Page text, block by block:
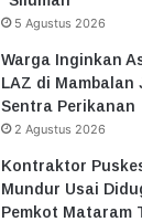
5 Agustus 2026
Warga Inginkan
LAZ di Mambalan
Sentra Perikanan
2 Agustus 2026
Kontraktor
Mundur Usai
Pemkot Mataram